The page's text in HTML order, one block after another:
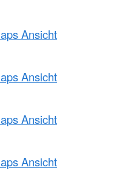
Ansicht
Ansicht
Ansicht
Ansicht